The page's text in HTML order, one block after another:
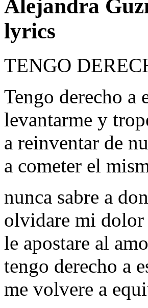
Alejandra
lyrics
TENGO
Tengo derecho a
levantarme y
a reinventar de
a cometer el
nunca sabre a
olvidare mi dolor
le apostare al
tengo derecho a
me volvere a